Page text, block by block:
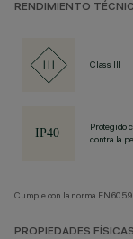
RENDIMIENTO
Class III
Protegido
contra la
Cumple con la norma
PROPIEDADES FÍSICAS